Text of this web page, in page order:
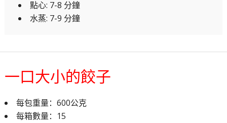
點心: 7-8 分鐘
水蒸: 7-9 分鐘
一口大小的餃子
每包重量：600公克
每箱數量：15